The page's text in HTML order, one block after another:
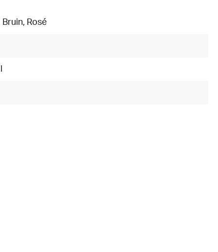
Bruin, Rosé